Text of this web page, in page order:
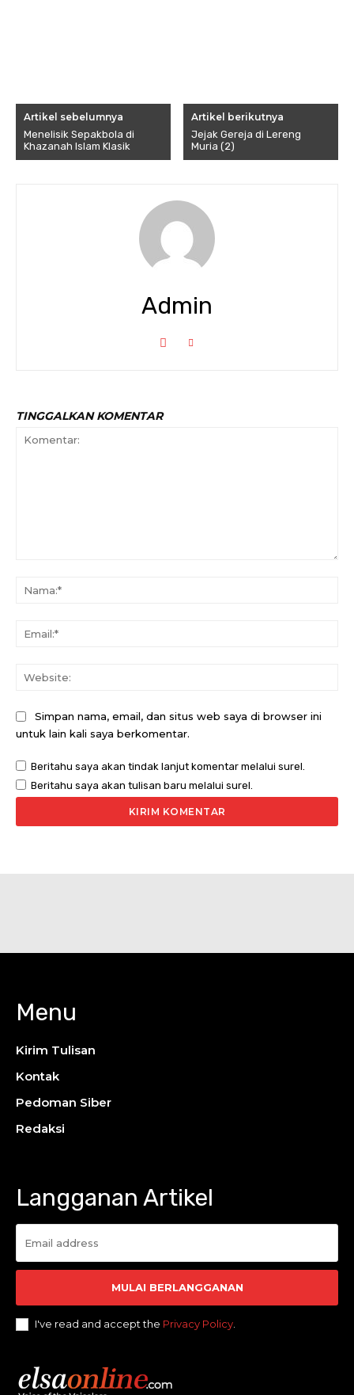
Artikel sebelumnya
Menelisik Sepakbola di
Khazanah Islam Klasik
Artikel berikutnya
Jejak Gereja di Lereng
Muria (2)
Admin
TINGGALKAN KOMENTAR
Simpan nama, email, dan situs web saya di browser ini
untuk lain kali saya berkomentar.
Beritahu saya akan tindak lanjut komentar melalui surel.
Beritahu saya akan tulisan baru melalui surel.
Langganan Artikel
MULAI BERLANGGANAN
I've read and accept the Privacy Policy
Menu
Kirim Tulisan
Kontak
Pedoman Siber
Redaksi